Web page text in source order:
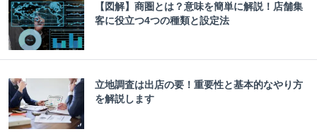
【図解】商圏とは？意味を簡単に解説！店舗集
客に役立つ4つの種類と設定法
立地調査は出店の要！重要性と基本的なやり方
を解説します